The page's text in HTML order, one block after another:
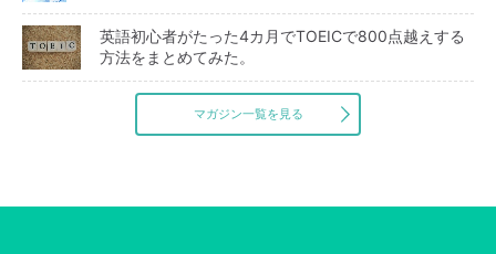
英語初心者がたった4カ月でTOEICで800点越えする
方法をまとめてみた。
マガジン一覧を見る